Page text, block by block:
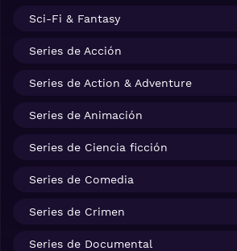
Sci-Fi & Fantasy
Series de Acción
Series de Action & Adventure
Series de Animación
Series de Ciencia ficción
Series de Comedia
Series de Crimen
Series de Documental